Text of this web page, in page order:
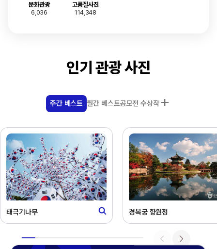
문화관광
6,036
고품질사진
114,348
인기 관광 사진
주간 베스트
태극기나무 경복궁 향원정
월간 베스트
부산광안대교와 마천루 겨울동화 속 동궁과 월지
공모전 수상작